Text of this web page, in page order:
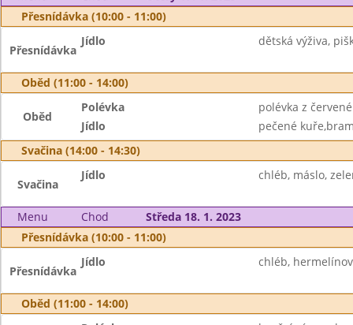
Přesnídávka (10:00 - 11:00)
Přesnídávka
Jídlo dětská výživa,
Oběd (11:00 - 14:00)
Oběd
Polévka
polévka z
Jídlo
pečené
Svačina (14:00 - 14:30)
Svačina
Jídlo chléb, máslo,
Menu Chod
Středa 18. 1. 2023
Přesnídávka (10:00 - 11:00)
Přesnídávka
Jídlo chléb,
Oběd (11:00 - 14:00)